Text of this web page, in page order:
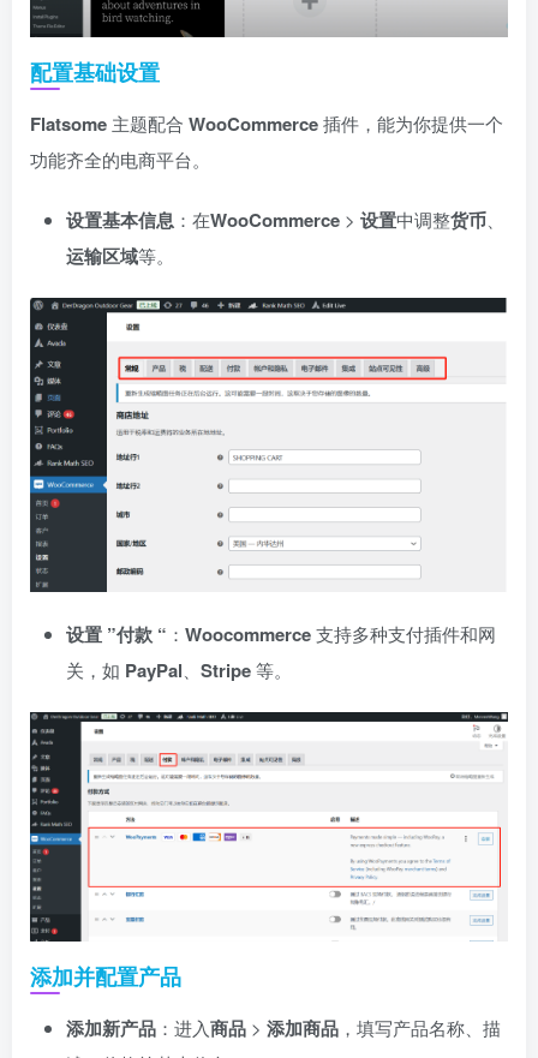
配置基础设置
Flatsome 主题配合 WooCommerce插件，能为你提供一个
功能齐全的电商平台。
设置基本信息 ：在WooCommerce > 设置中调整货币、
运输区域等。
设置 ”付款 “ ： Woocommerce支持多种支付插件和网
关，如 PayPal、 Stripe等。
添加并配置产品
添加新产品 ：进入商品 > 添加商品 ，填写产品名称、描